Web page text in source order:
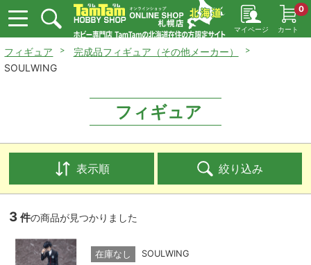
マイページ カート
0
フィギュア
完成品フィギュア（その他メーカー）
SOULWING
フィギュア
表示順 絞り込み
3 件の商品が見つかりました
在庫なし SOULWING